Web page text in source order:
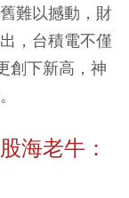
難以撼動，財
，台積電不僅
創下新高，神
海老牛：